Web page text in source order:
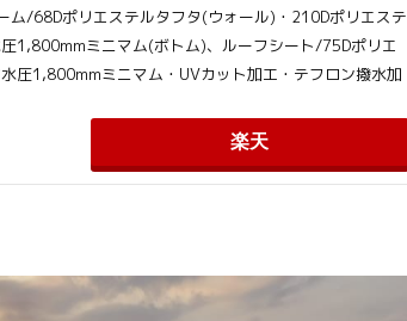
/68Dポリエステルタフタ(ウォール)・210Dポリエステ
1,800mmミニマム(ボトム)、ルーフシート/75Dポリエ
圧1,800mmミニマム・UVカット加工・テフロン撥水加
楽天